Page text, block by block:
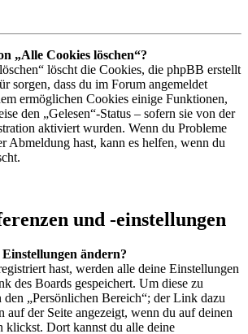
„Alle Cookies löschen“?
löscht die Cookies, die phpBB erstellt
sorgen, dass du im Forum angemeldet
ermöglichen Cookies einige Funktionen,
den „Gelesen“-Status – sofern sie von der
aktiviert wurden. Wenn du Probleme
Abmeldung hast, kann es helfen, wenn du
und -einstellungen
ändern?
hast, werden alle deine Einstellungen
des Boards gespeichert. Um diese zu
den „Persönlichen Bereich“; der Link dazu
auf der Seite angezeigt, wenn du auf deinen
klickst. Dort kannst du alle deine